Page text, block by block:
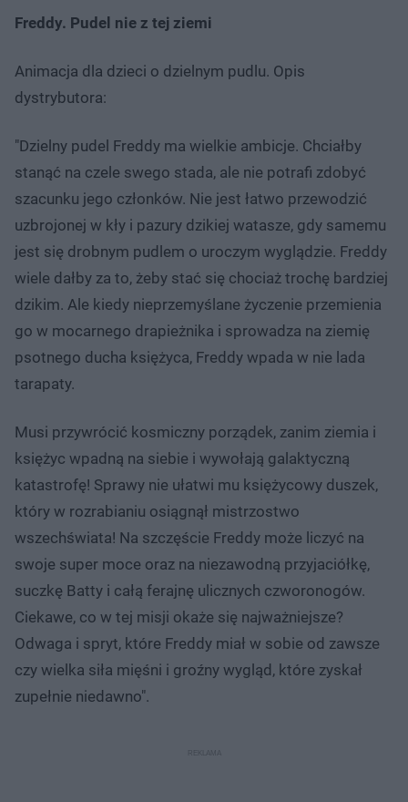
Freddy. Pudel nie z tej ziemi
Animacja dla dzieci o dzielnym pudlu. Opis
dystrybutora:
"Dzielny pudel Freddy ma wielkie ambicje. Chciałby
stanąć na czele swego stada, ale nie potrafi zdobyć
szacunku jego członków. Nie jest łatwo przewodzić
uzbrojonej w kły i pazury dzikiej watasze, gdy samemu
jest się drobnym pudlem o uroczym wyglądzie. Freddy
wiele dałby za to, żeby stać się chociaż trochę bardziej
dzikim. Ale kiedy nieprzemyślane życzenie przemienia
go w mocarnego drapieżnika i sprowadza na ziemię
psotnego ducha księżyca, Freddy wpada w nie lada
tarapaty.
Musi przywrócić kosmiczny porządek, zanim ziemia i
księżyc wpadną na siebie i wywołają galaktyczną
katastrofę! Sprawy nie ułatwi mu księżycowy duszek,
który w rozrabianiu osiągnął mistrzostwo
wszechświata! Na szczęście Freddy może liczyć na
swoje super moce oraz na niezawodną przyjaciółkę,
suczkę Batty i całą ferajnę ulicznych czworonogów.
Ciekawe, co w tej misji okaże się najważniejsze?
Odwaga i spryt, które Freddy miał w sobie od zawsze
czy wielka siła mięśni i groźny wygląd, które zyskał
zupełnie niedawno".